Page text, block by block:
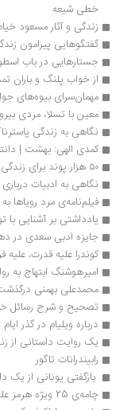
خطی شیعه
زندگی و آثار مسعود
گفتگوهایی پیرامون
جستارهایی در باب
از خواب پلنگ و باران
مهمان‌سرای بیوه‌های
معین با تسلا، مردی
نگاهی به زندگی
کمدی الهی: بهشت |
۵۰ هزار پوند برای زندگی‌نامه‌ بیتلزها
نگاهی به ادبیات
فیلم‌نامه‌ی مرد
یادداشتی بر آشنایی با
جایزه ادبی سعدی در
کوندرا علیه قدرت،
امیرهوشنگ ابتهاج به
محمدعلی بهمنی
تصحیح و شرح رسائل
درباره ویلیام در گذر
یک روایت داستانی از
رابیندرانات تاگور
بازگفتی یونانی از یک
چامه‌ی 25 ویژه هرمز علی‌پور بر روی پیشخوان